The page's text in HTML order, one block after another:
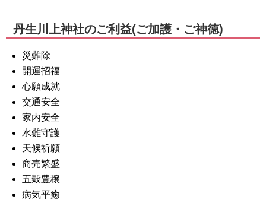
丹生川上神社のご利益(ご加護・ご神徳)
災難除
開運招福
心願成就
交通安全
家内安全
水難守護
天候祈願
商売繁盛
五穀豊穣
病気平癒